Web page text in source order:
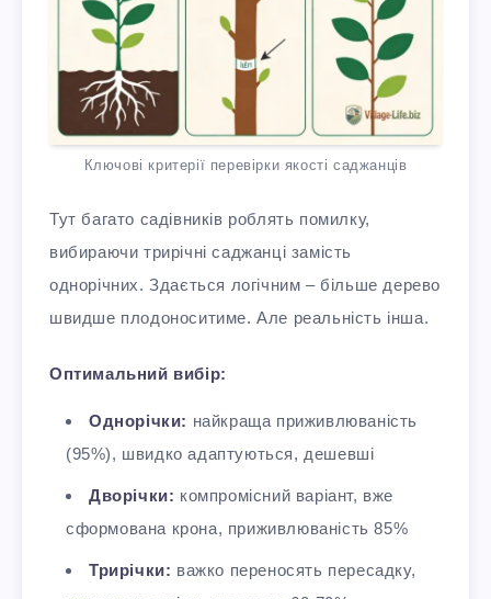
Ключові критерії перевірки якості саджанців
Тут багато садівників роблять помилку,
вибираючи трирічні саджанці замість
однорічних. Здається логічним – більше дерево
швидше плодоноситиме. Але реальність інша.
Оптимальний вибір:
Однорічки: найкраща приживлюваність
(95%), швидко адаптуються, дешевші
Дворічки: компромісний варіант, вже
сформована крона, приживлюваність 85%
Трирічки: важко переносять пересадку,